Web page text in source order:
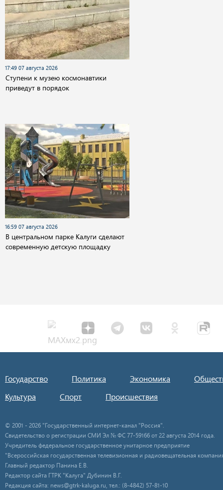
17:49 07 августа 2026
Cтупени к музею космонавтики
приведут в порядок
16:59 07 августа 2026
В центральном парке Калуги сделают
современную детскую площадку
Государство Политика Экономика
Культура
Спорт Происшествия
© 2001 - 2026 "Государственный интернет-канал "Россия".
Свидетельство о регистрации СМИ Эл № ФС 77-59166 от 22 августа 2014 года.
Учредитель федеральное государственное унитарное предприятие
"Всероссийская государственная телевизионная и радиовещательная
Главный редактор Панина Е.В.
Редактор сайта ГТРК "Калуга" Дубинин В.Г.
Редакция сайта: news@gtrk-kaluga.ru, тел.: (8-4842) 57-81-10